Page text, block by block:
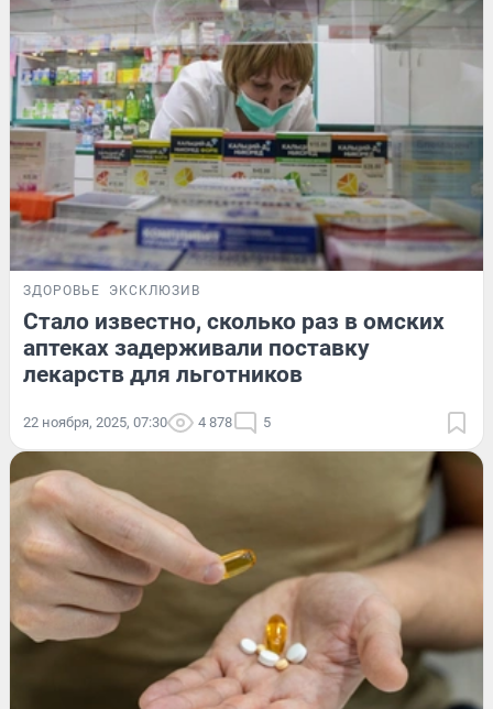
ЗДОРОВЬЕ ЭКСКЛЮЗИВ
Стало известно, сколько раз в омских
аптеках задерживали поставку
лекарств для льготников
22 ноября, 2025, 07:30 4 878 5